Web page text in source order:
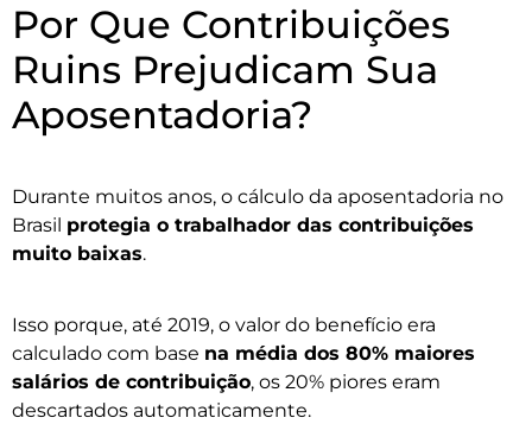
Por Que Contribuições
Ruins Prejudicam Sua
Aposentadoria?
Durante muitos anos, o cálculo da aposentadoria no
Brasil protegia o trabalhador das contribuições
muito baixas.
Isso porque, até 2019, o valor do benefício era
calculado com base na média dos 80% maiores
salários de contribuição, os 20% piores eram
descartados automaticamente.